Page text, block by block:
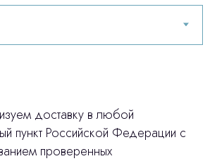
доставку в любой
пункт Российской Федерации с
проверенных
вопросы
мы свяжемся и
все вопросы